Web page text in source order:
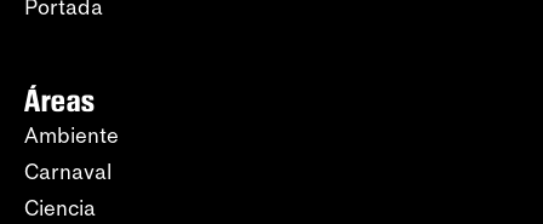
Portada
Áreas
Ambiente
Carnaval
Ciencia